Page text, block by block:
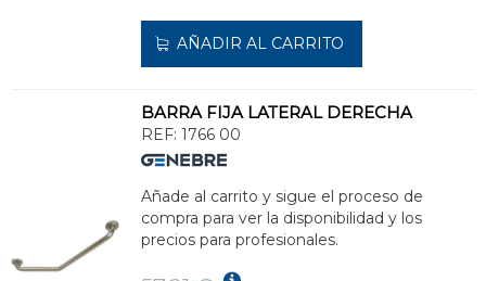
AÑADIR AL CARRITO
BARRA FIJA LATERAL DERECHA
REF: 1766 00
Añade al carrito y sigue el proceso de
compra para ver la disponibilidad y los
precios para profesionales.